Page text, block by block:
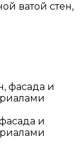
ватой стен,
и